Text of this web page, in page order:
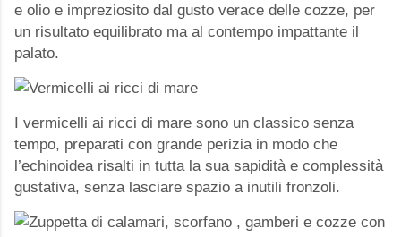
e olio e impreziosito dal gusto verace delle cozze, per
un risultato equilibrato ma al contempo impattante il
palato.
I vermicelli ai ricci di mare sono un classico senza
tempo, preparati con grande perizia in modo che
l’echinoidea risalti in tutta la sua sapidità e complessità
gustativa, senza lasciare spazio a inutili fronzoli.